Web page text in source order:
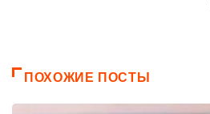
ПОХОЖИЕ ПОСТЫ